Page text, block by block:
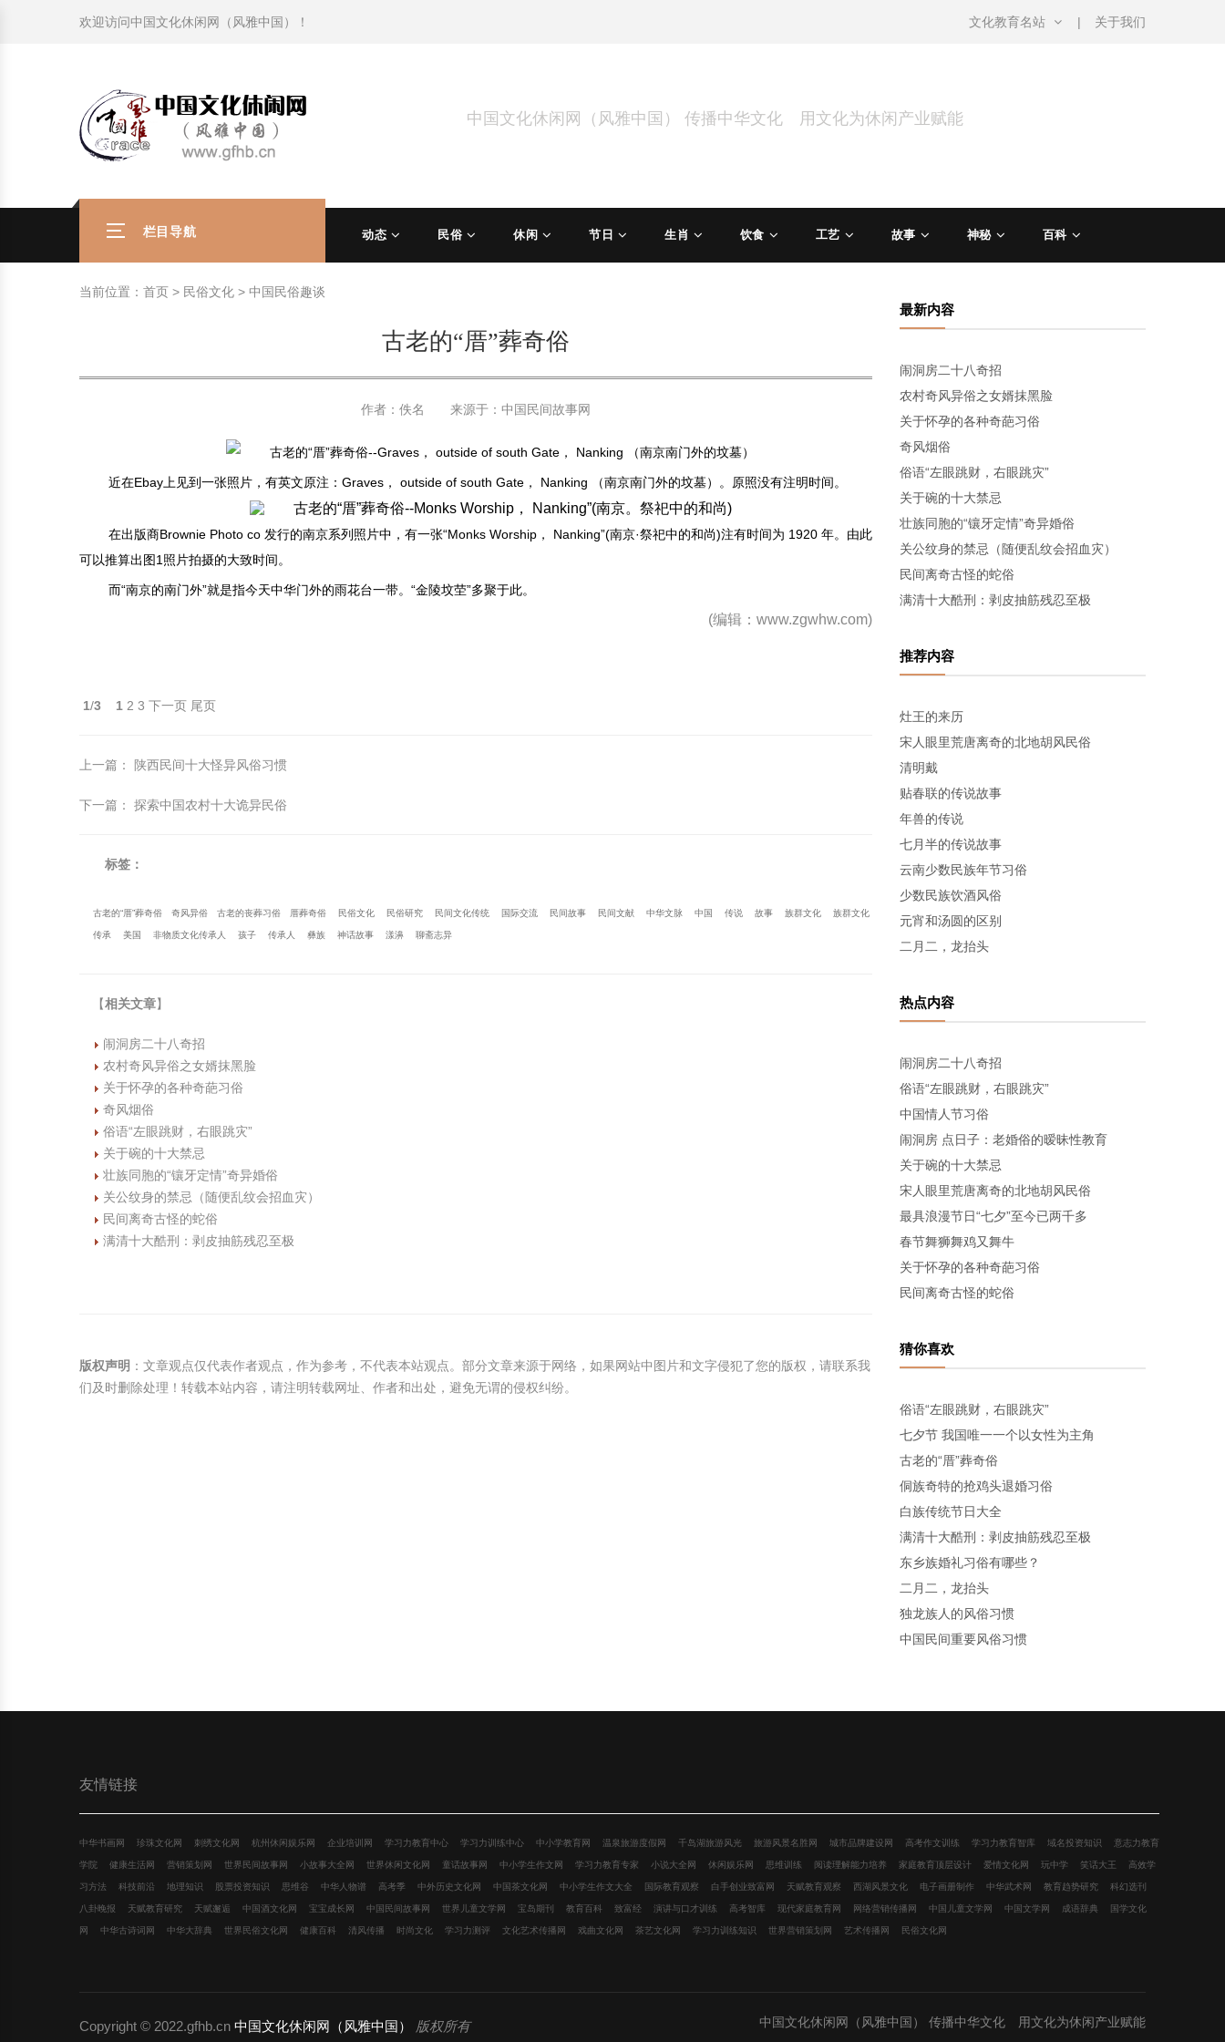
社会热点新闻
中华民俗礼仪
中国民俗趣谈
中华姓氏文化
中国民俗禁忌
文化休闲产业研究
非物质文化遗产
政策法律法规
旅游出行知识
国外传统节日
国外饮食文化
漆器
外国民间故事
中国风水文化
中国宗教文化
苗族巫蛊文化
中国性文化
校园文化建设知识
学习力教育知识
教育名家
社会热点新闻
中华民俗礼仪
中国民俗趣谈
中华姓氏文化
中国民俗禁忌
文化休闲产业研究
非物质文化遗产
政策法律法规
旅游出行知识
国外传统节日
国外饮食文化
漆器
外国民间故事
中国风水文化
中国宗教文化
苗族巫蛊文化
中国性文化
校园文化建设知识
学习力教育知识
教育名家
欢迎访问中国文化休闲网（风雅中国） ！ 文化教育名站 关于我们
中国文化休闲网（风雅中国） 传播中华文化 用文化为休闲产业赋能
栏目导航 动态 民俗 休闲 节日 生肖 饮食 工艺 故事 神秘 百科
当前位置： 首页 > 民俗文化 > 中国民俗趣谈
古老的“厝”葬奇俗
作者：佚名 来源于： 中国民间故事网
近在Ebay上见到一张照片，有英文原注：Graves， outside of south Gate， Nanking （南京南门外的坟墓）。原照没有注明时间。
在出版商Brownie Photo co 发行的南京系列照片中，有一张“Monks Worship， Nanking”(南京·祭祀中的和尚)注有时间为 1920 年。由此
可以推算出图1照片拍摄的大致时间。
而“南京的南门外”就是指今天中华门外的雨花台一带。“金陵坟茔”多聚于此。
(编辑：www.zgwhw.com)
1/3 1 2 3 下一页 尾页
上一篇 ： 陕西民间十大怪异风俗习惯
下一篇 ： 探索中国农村十大诡异民俗
标签：
古老的“厝”葬奇俗 奇风异俗 古老的丧葬习俗 厝葬奇俗 民俗文化 民俗研究 民间文化传统 国际交流 民间故事 民间文献 中华文脉 中国 传说 故事 族群文化 族群文化
传承 美国 非物质文化传承人 孩子 传承人 彝族 神话故事 漾濞 聊斋志异
【相关文章】
闹洞房二十八奇招
农村奇风异俗之女婿抹黑脸
关于怀孕的各种奇葩习俗
奇风烟俗
俗语“左眼跳财，右眼跳灾”
关于碗的十大禁忌
壮族同胞的“镶牙定情”奇异婚俗
关公纹身的禁忌（随便乱纹会招血灾）
民间离奇古怪的蛇俗
满清十大酷刑：剥皮抽筋残忍至极
版权声明 ：文章观点仅代表作者观点，作为参考，不代表本站观点。部分文章来源于网络，如果网站中图片和文字侵犯了您的版权，请联系我
们及时删除处理！转载本站内容，请注明转载网址、作者和出处，避免无谓的侵权纠纷。
最新内容
闹洞房二十八奇招
农村奇风异俗之女婿抹黑脸
关于怀孕的各种奇葩习俗
奇风烟俗
俗语“左眼跳财，右眼跳灾”
关于碗的十大禁忌
壮族同胞的“镶牙定情”奇异婚俗
关公纹身的禁忌（随便乱纹会招血灾）
民间离奇古怪的蛇俗
满清十大酷刑：剥皮抽筋残忍至极
推荐内容
灶王的来历
宋人眼里荒唐离奇的北地胡风民俗
清明戴
贴春联的传说故事
年兽的传说
七月半的传说故事
云南少数民族年节习俗
少数民族饮酒风俗
元宵和汤圆的区别
二月二，龙抬头
热点内容
闹洞房二十八奇招
俗语“左眼跳财，右眼跳灾”
中国情人节习俗
闹洞房 点日子：老婚俗的暧昧性教育
关于碗的十大禁忌
宋人眼里荒唐离奇的北地胡风民俗
最具浪漫节日“七夕”至今已两千多
春节舞狮舞鸡又舞牛
关于怀孕的各种奇葩习俗
民间离奇古怪的蛇俗
猜你喜欢
俗语“左眼跳财，右眼跳灾”
七夕节 我国唯一一个以女性为主角
古老的“厝”葬奇俗
侗族奇特的抢鸡头退婚习俗
白族传统节日大全
满清十大酷刑：剥皮抽筋残忍至极
东乡族婚礼习俗有哪些？
二月二，龙抬头
独龙族人的风俗习惯
中国民间重要风俗习惯
友情链接
中华书画网 珍珠文化网 刺绣文化网 杭州休闲娱乐网 企业培训网 学习力教育中心 学习力训练中心 中小学教育网 温泉旅游度假网 千岛湖旅游风光 旅游风景名胜网 城市品牌建设网 高考作文训练 学习力教育智库 域名投资知识 意志力教育
学院 健康生活网 营销策划网 世界民间故事网 小故事大全网 世界休闲文化网 童话故事网 中小学生作文网 学习力教育专家 小说大全网 休闲娱乐网 思维训练 阅读理解能力培养 家庭教育顶层设计 爱情文化网 玩中学 笑话大王 高效学
习方法 科技前沿 地理知识 股票投资知识 思维谷 中华人物谱 高考季 中外历史文化网 中国茶文化网 中小学生作文大全 国际教育观察 白手创业致富网 天赋教育观察 西湖风景文化 电子画册制作 中华武术网 教育趋势研究 科幻选刊
八卦晚报 天赋教育研究 天赋邂逅 中国酒文化网 宝宝成长网 中国民间故事网 世界儿童文学网 宝岛期刊 教育百科 致富经 演讲与口才训练 高考智库 现代家庭教育网 网络营销传播网 中国儿童文学网 中国文学网 成语辞典 国学文化
网 中华古诗词网 中华大辞典 世界民俗文化网 健康百科 清风传播 时尚文化 学习力测评 文化艺术传播网 戏曲文化网 茶艺文化网 学习力训练知识 世界营销策划网 艺术传播网 民俗文化网
Copyright © 2022.gfhb.cn 中国文化休闲网（风雅中国） 版权所有 中国文化休闲网（风雅中国） 传播中华文化 用文化为休闲产业赋能